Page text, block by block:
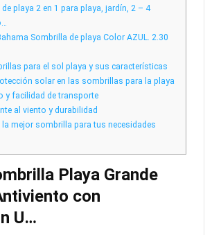
playa 2 en 1 para playa, jardín, 2 – 4
Sombrilla de playa Color AZUL. 2.30
para el sol playa y sus características
solar en las sombrillas para la playa
y facilidad de transporte
al viento y durabilidad
mejor sombrilla para tus necesidades
Playa Grande
con
U…